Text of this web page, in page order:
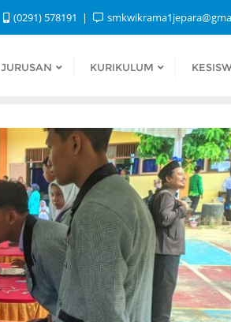
(0291) 578191
JURUSAN KURIKULUM